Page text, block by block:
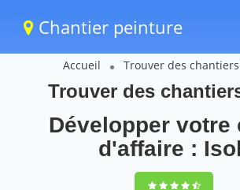
Chantier peinture
Accueil Trouver des
Trouver des
Développer votre
d'affaire :